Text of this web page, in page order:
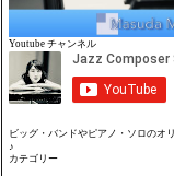
Youtube チャンネル
ビッグ・バンドやピアノ・ソロのオ
♪
カテゴリー